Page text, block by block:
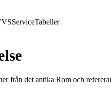
ServiceTabeller
från det antika Rom och